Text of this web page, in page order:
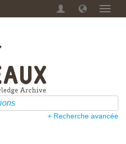
Menu
+ Recherche avancée